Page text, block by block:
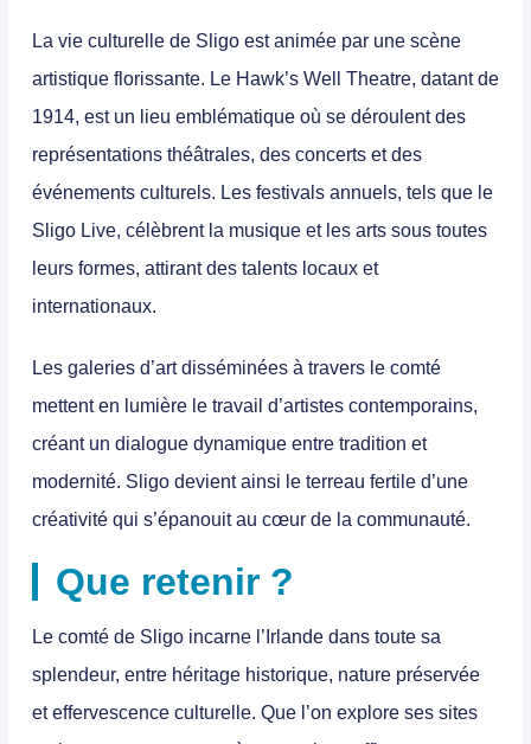
La vie culturelle de Sligo est animée par une scène
artistique florissante. Le Hawk’s Well Theatre, datant de
1914, est un lieu emblématique où se déroulent des
représentations théâtrales, des concerts et des
événements culturels. Les festivals annuels, tels que le
Sligo Live, célèbrent la musique et les arts sous toutes
leurs formes, attirant des talents locaux et
internationaux.
Les galeries d’art disséminées à travers le comté
mettent en lumière le travail d’artistes contemporains,
créant un dialogue dynamique entre tradition et
modernité. Sligo devient ainsi le terreau fertile d’une
créativité qui s’épanouit au cœur de la communauté.
Que retenir ?
Le comté de Sligo incarne l’Irlande dans toute sa
splendeur, entre héritage historique, nature préservée
et effervescence culturelle. Que l’on explore ses sites